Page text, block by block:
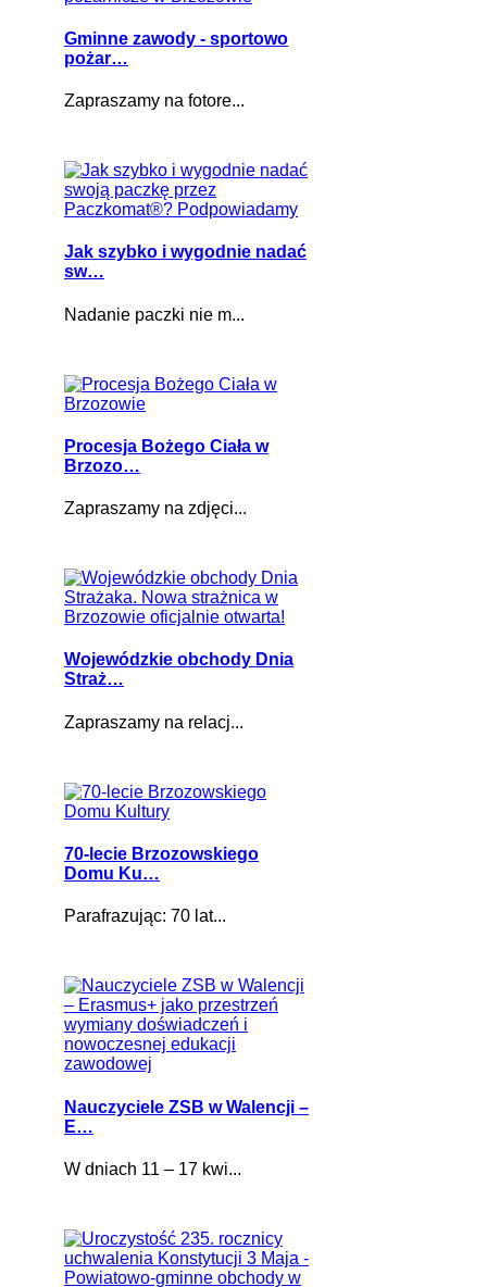
Gminne zawody - sportowo
pożar…
Zapraszamy na fotore...
Jak szybko i wygodnie nadać
sw…
Nadanie paczki nie m...
Procesja Bożego Ciała w
Brzozo…
Zapraszamy na zdjęci...
Wojewódzkie obchody Dnia
Straż…
Zapraszamy na relacj...
70-lecie Brzozowskiego
Domu Ku…
Parafrazując: 70 lat...
Nauczyciele ZSB w Walencji –
E…
W dniach 11 – 17 kwi...